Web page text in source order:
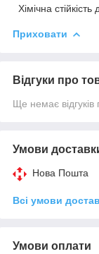
Хімічна стійкість
Приховати
Відгуки про
Ще немає
Умови
Нова Пошта
Всі умови
Умови оплати